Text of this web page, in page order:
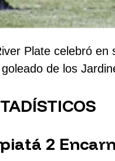
Plate celebró
de los
2